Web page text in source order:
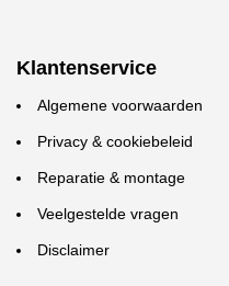
Klantenservice
Algemene voorwaarden
Privacy & cookiebeleid
Reparatie & montage
Veelgestelde vragen
Disclaimer